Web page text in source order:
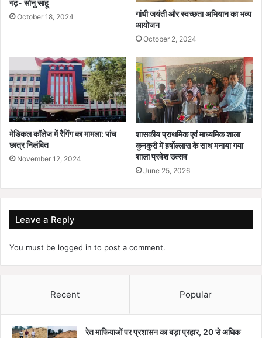
गढ़- सोनू साहू
October 18, 2024
गांधी जयंती और स्वच्छता अभियान का भव्य
आयोजन
October 2, 2024
मेडिकल कॉलेज में रैगिंग का मामला: पांच
छात्र निलंबित
November 12, 2024
शासकीय प्राथमिक एवं माध्यमिक शाला
कुनकुरी में हर्षोल्लास के साथ मनाया गया
शाला प्रवेश उत्सव
June 25, 2026
Leave a Reply
You must be logged in to post a comment.
Recent Popular
रेत माफियाओं पर प्रशासन का बड़ा प्रहार, 20 से अधिक